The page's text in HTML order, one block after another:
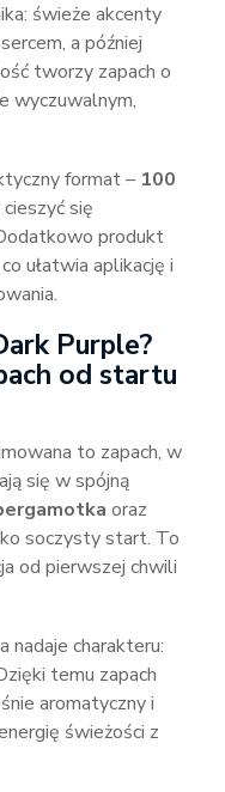
świeże akcenty
a później
tworzy zapach o
wyczuwalnym,
format – 100
się
produkt
ułatwia aplikację i
Purple?
od startu
to zapach, w
się w spójną
oraz
soczysty start. To
od pierwszej chwili
nadaje charakteru:
temu zapach
aromatyczny i
świeżości z